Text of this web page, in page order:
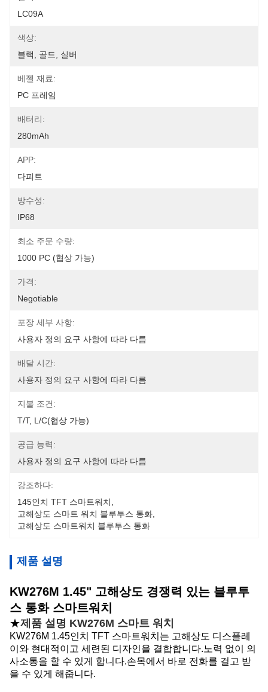
LC09A
색상:
블랙, 골드, 실버
베젤 재료:
PC 프레임
배터리:
280mAh
APP:
다피트
방수성:
IP68
최소 주문 수량:
1000 PC (협상 가능)
가격:
Negotiable
포장 세부 사항:
사용자 정의 요구 사항에 따라 다름
배달 시간:
사용자 정의 요구 사항에 따라 다름
지불 조건:
T/T, L/C(협상 가능)
공급 능력:
사용자 정의 요구 사항에 따라 다름
강조하다:
145인치 TFT 스마트워치
고해상도 스마트 워치 블루투스 통화
고해상도 스마트워치 블루투스 통화
제품 설명
KW276M 1.45" 고해상도 경쟁력 있는 블루투
스 통화 스마트워치
★제품 설명 KW276M 스마트 워치
KW276M 1.45인치 TFT 스마트워치는 고해상도 디스플레
이와 현대적이고 세련된 디자인을 결합합니다.노력 없이 의
사소통을 할 수 있게 합니다.손목에서 바로 전화를 걸고 받
을 수 있게 해줍니다.